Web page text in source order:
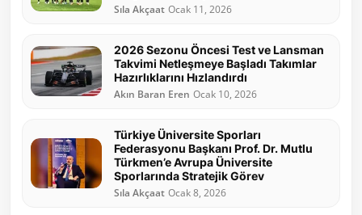
Sıla Akçaat Ocak 11, 2026
2026 Sezonu Öncesi Test ve Lansman
Takvimi Netleşmeye Başladı Takımlar
Hazırlıklarını Hızlandırdı
Akın Baran Eren Ocak 10, 2026
Türkiye Üniversite Sporları
Federasyonu Başkanı Prof. Dr. Mutlu
Türkmen’e Avrupa Üniversite
Sporlarında Stratejik Görev
Sıla Akçaat Ocak 8, 2026